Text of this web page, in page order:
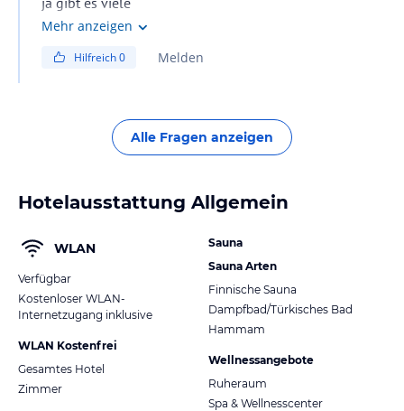
Mehr anzeigen
Hilfreich0 Melden
Alle Fragen anzeigen
Hotelausstattung Allgemein
WLAN
Verfügbar
Kostenloser WLAN-
Internetzugang inklusive
WLAN Kostenfrei
Gesamtes Hotel
Zimmer
Sauna
Sauna Arten
Finnische Sauna
Dampfbad/Türkisches Bad
Hammam
Wellnessangebote
Ruheraum
Spa & Wellnesscenter